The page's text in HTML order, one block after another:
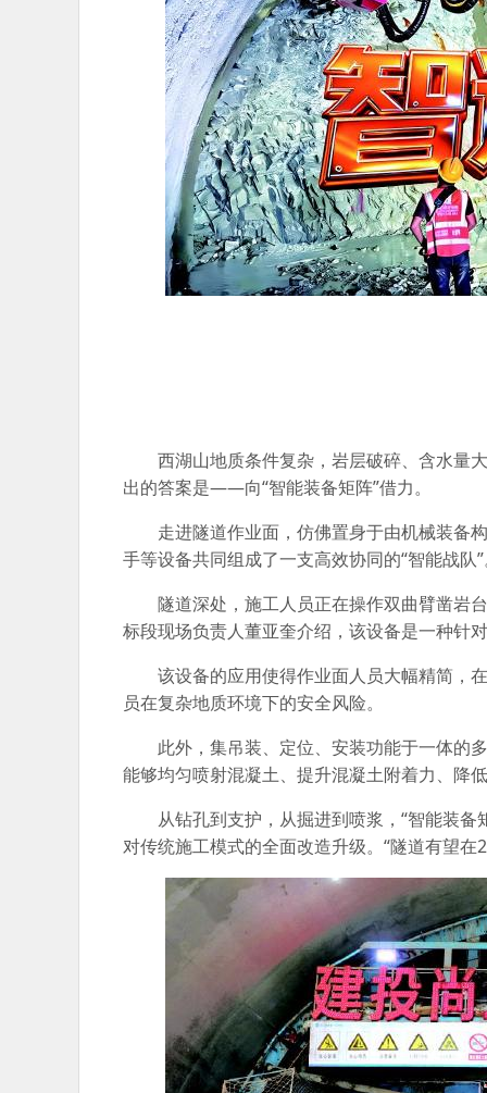
西湖山地质条件复杂，岩层破碎、含水量
出的答案是——向“智能装备矩阵”借力。
走进隧道作业面，仿佛置身于由机械装备
手等设备共同组成了一支高效协同的“智能战队
隧道深处，施工人员正在操作双曲臂凿岩
标段现场负责人董亚奎介绍，该设备是一种针
该设备的应用使得作业面人员大幅精简，
员在复杂地质环境下的安全风险。
此外，集吊装、定位、安装功能于一体的
能够均匀喷射混凝土、提升混凝土附着力、降
从钻孔到支护，从掘进到喷浆，“智能装
对传统施工模式的全面改造升级。“隧道有望